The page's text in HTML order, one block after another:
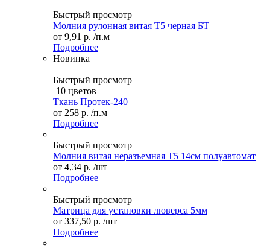
Быстрый просмотр
Молния рулонная витая Т5 черная БТ
от 9,91 р. /п.м
Подробнее
Новинка
Быстрый просмотр
10 цветов
Ткань Протек-240
от 258 р. /п.м
Подробнее
Быстрый просмотр
Молния витая неразъемная Т5 14см полуавтомат
от 4,34 р. /шт
Подробнее
Быстрый просмотр
Матрица для установки люверса 5мм
от 337,50 р. /шт
Подробнее